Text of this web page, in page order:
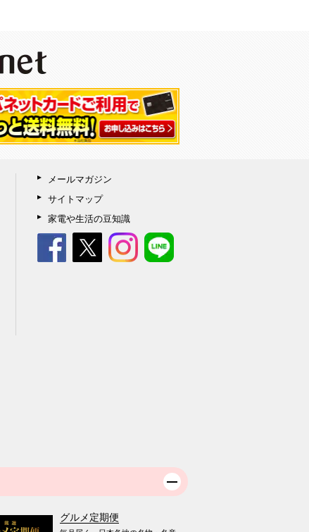
メールマガジン
サイトマップ
家電や生活の豆知識
グルメ定期便